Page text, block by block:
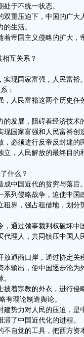
于不统一状态。
重压迫下，中国的广大
生活。
帝国主义侵略的扩大，
互关系？
现国家富强，人民富裕。
：
人民富裕这两个历史任
发展，阻碍着经济技术
国家富强和人民富裕创
必须进行反帝反封建的
，人民解放的最终目的
什么？
中国近代的贫穷与落后。
列侵略战争，迫使中国
界，强占租借地，划分
通过领事裁判权破坏中
理人，共同镇压中国人
通商口岸，通过协定关
输出，使中国逐步沦为
着宗教的外衣，进行侵
有理论制造舆论。
势力对人民的压迫，是
了中国近代化的进程。
自觉的工具，把西方资